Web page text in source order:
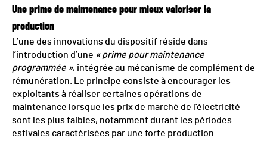
Une prime de maintenance pour mieux valoriser la
production
L’une des innovations du dispositif réside dans
l’introduction d’une « prime pour maintenance
programmée », intégrée au mécanisme de complément de
rémunération. Le principe consiste à encourager les
exploitants à réaliser certaines opérations de
maintenance lorsque les prix de marché de l’électricité
sont les plus faibles, notamment durant les périodes
estivales caractérisées par une forte production